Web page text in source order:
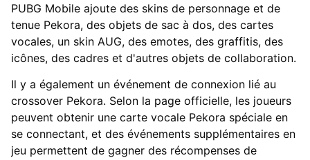
PUBG Mobile ajoute des skins de personnage et de
tenue Pekora, des objets de sac à dos, des cartes
vocales, un skin AUG, des emotes, des graffitis, des
icônes, des cadres et d'autres objets de collaboration.
Il y a également un événement de connexion lié au
crossover Pekora. Selon la page officielle, les joueurs
peuvent obtenir une carte vocale Pekora spéciale en
se connectant, et des événements supplémentaires en
jeu permettent de gagner des récompenses de